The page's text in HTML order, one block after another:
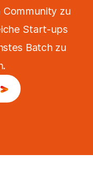
Community zu
Start-ups
Batch zu